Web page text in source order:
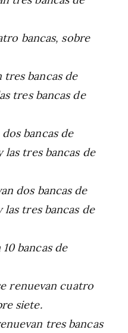
bancas, sobre
tres bancas de
tres bancas de
bancas de
tres bancas de
dos bancas de
tres bancas de
bancas de
renuevan cuatro
siete.
tres bancas